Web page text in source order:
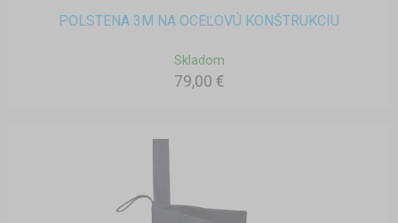
POLSTENA 3M NA OCEĽOVÚ KONŠTRUKCIU
Skladom
79,00 €